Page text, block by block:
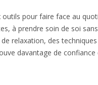
pour faire face au
à prendre soin de soi
relaxation, des
davantage de